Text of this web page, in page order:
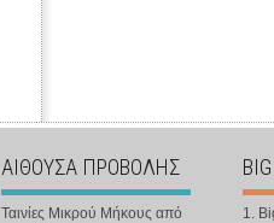
ΑΙΘΟΥΣΑ ΠΡΟΒΟΛΗΣ
Ταινίες Μικρού Μήκους από
1.